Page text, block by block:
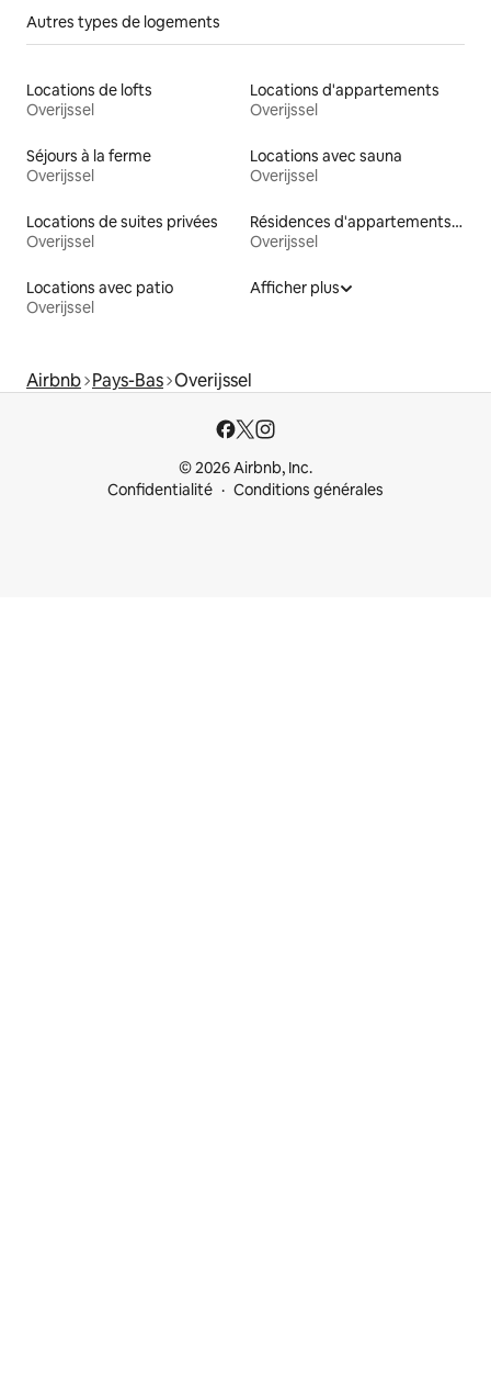
Autres types de logements
Locations de lofts
Overijssel
Locations d'appartements
Overijssel
Séjours à la ferme
Overijssel
Locations avec sauna
Overijssel
Locations de suites privées
Overijssel
Résidences d'appartements en location
Overijssel
Locations avec patio
Overijssel
Afficher plus
Airbnb Pays-Bas Overijssel
© 2026 Airbnb, Inc.
Confidentialité
Conditions générales